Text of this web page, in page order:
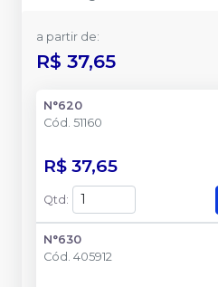
a partir de:
R$ 37,65
N°620
Cód. 51160
R$ 37,65
Qtd :
N°630
Cód. 405912